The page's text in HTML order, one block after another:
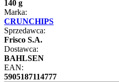
140 g
Marka:
CRUNCHIPS
Sprzedawca:
Frisco S.A.
Dostawca:
BAHLSEN
EAN:
5905187114777